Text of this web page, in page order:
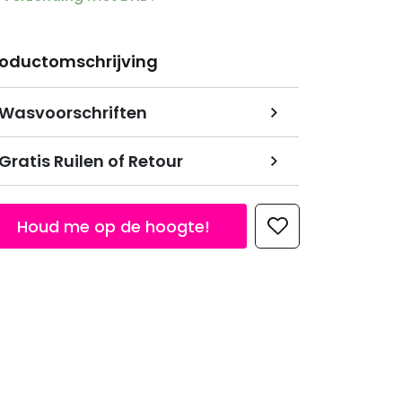
Gratis Ruilen of Retour
Houd me op de hoogte!